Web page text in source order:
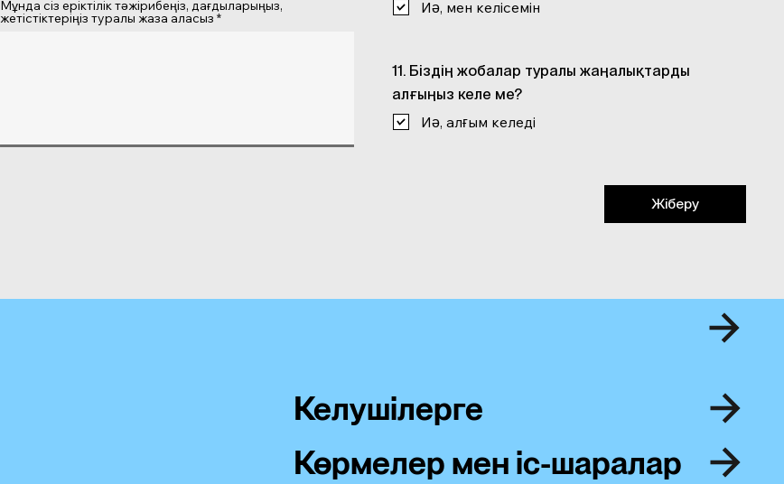
Жіберу
Мұнда сіз еріктілік тәжірибеңіз, дағдыларыңыз,
жетістіктеріңіз туралы жаза аласыз
Иә, мен келісемін
11. Біздің жобалар туралы жаңалықтарды
алғыңыз келе ме?
Иә, алғым келеді
Келушілерге
Көрмелер мен іс-шаралар